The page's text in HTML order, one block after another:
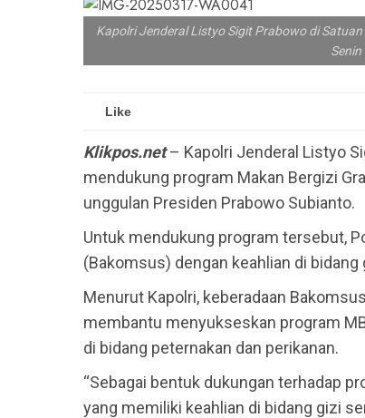
Kapolri Jenderal Listyo Sigit Prabowo di
Like
Klikpos.net– Kapolri Jenderal Listyo
mendukung program Makan Bergizi
unggulan Presiden Prabowo Subianto.
Untuk mendukung program tersebut,
(Bakomsus) dengan keahlian di bidang
Menurut Kapolri, keberadaan
membantu menyukseskan program
di bidang peternakan dan perikanan.
“Sebagai bentuk dukungan terhadap
yang memiliki keahlian di bidang gizi